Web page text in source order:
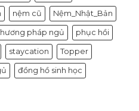
nệm cũ Nệm_Nhật_Bản
pháp ngủ phục hồi
staycation Topper
đồng hồ sinh học